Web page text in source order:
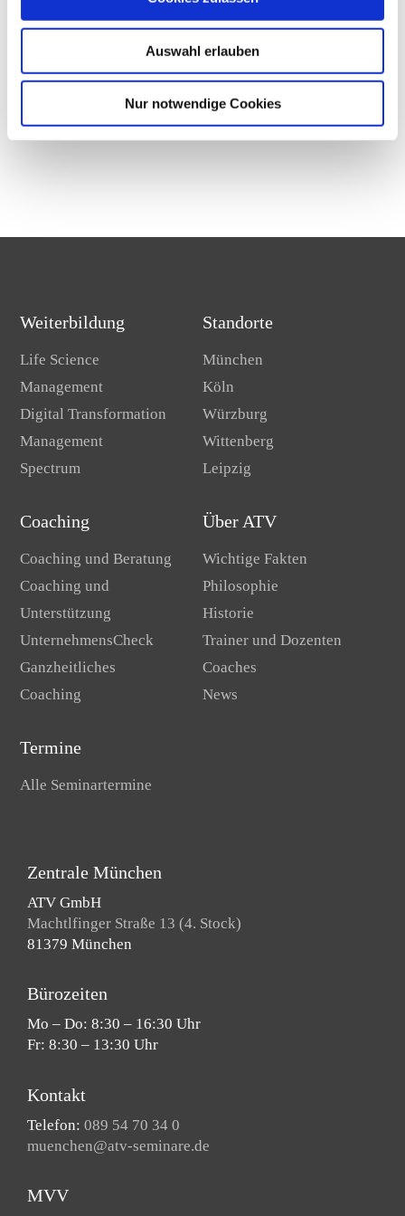
Auswahl erlauben
Nur notwendige Cookies
Mehr Infos unter: www.bewussterwerden.de
Weiterbildung
Life Science
Management
Digital Transformation
Management
Spectrum
Coaching
Coaching und Beratung
Coaching und
Unterstützung
UnternehmensCheck
Ganzheitliches
Coaching
Termine
Alle Seminartermine
Standorte
München
Köln
Würzburg
Wittenberg
Leipzig
Über ATV
Wichtige Fakten
Philosophie
Historie
Trainer und Dozenten
Coaches
News
Zentrale München
ATV GmbH
Machtlfinger Straße 13 (4. Stock)
81379 München
Bürozeiten
Mo – Do: 8:30 – 16:30 Uhr
Fr: 8:30 – 13:30 Uhr
Kontakt
Telefon: 089 54 70 34 0
muenchen@atv-seminare.de
MVV